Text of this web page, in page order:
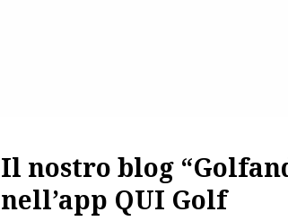
Il nostro blog
nell’app QUI Golf